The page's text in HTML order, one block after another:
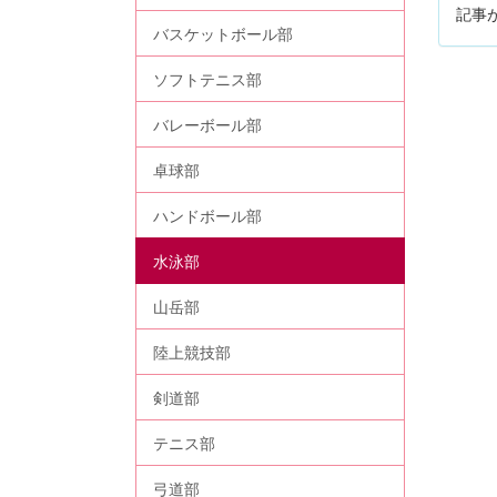
記事
バスケットボール部
ソフトテニス部
バレーボール部
卓球部
ハンドボール部
水泳部
山岳部
陸上競技部
剣道部
テニス部
弓道部